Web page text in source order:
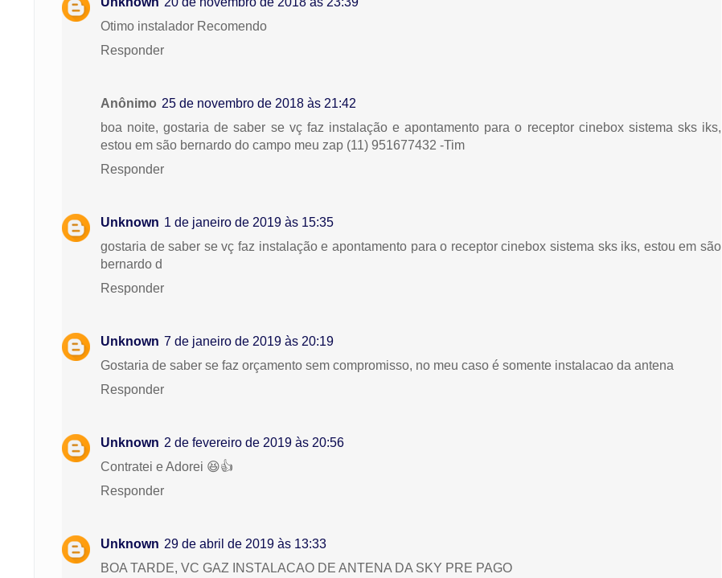
Otimo instalador Recomendo
Responder
Anônimo 25 de novembro de 2018 às 21:42
boa noite, gostaria de saber se vç faz instalação e apontamento para o receptor cinebox sistema sks iks,
estou em são bernardo do campo meu zap (11) 951677432 -Tim
Responder
Unknown 1 de janeiro de 2019 às 15:35
gostaria de saber se vç faz instalação e apontamento para o receptor cinebox sistema sks iks, estou em são
bernardo d
Responder
Unknown 7 de janeiro de 2019 às 20:19
Gostaria de saber se faz orçamento sem compromisso, no meu caso é somente instalacao da antena
Responder
Unknown 2 de fevereiro de 2019 às 20:56
Contratei e Adorei 😆👍
Responder
Unknown 29 de abril de 2019 às 13:33
BOA TARDE, VC GAZ INSTALACAO DE ANTENA DA SKY PRE PAGO